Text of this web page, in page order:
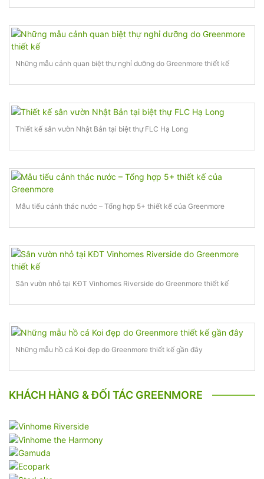
Những mẫu cảnh quan biệt thự nghỉ dưỡng do Greenmore thiết kế
Thiết kế sân vườn Nhật Bản tại biệt thự FLC Hạ Long
Mẫu tiểu cảnh thác nước – Tổng hợp 5+ thiết kế của Greenmore
Sân vườn nhỏ tại KĐT Vinhomes Riverside do Greenmore thiết kế
Những mẫu hồ cá Koi đẹp do Greenmore thiết kế gần đây
KHÁCH HÀNG & ĐỐI TÁC GREENMORE